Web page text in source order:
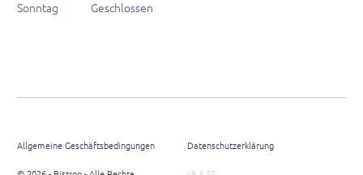
Sonntag
Geschlossen
Allgemeine Geschäftsbedingungen Datenschutzerklärung